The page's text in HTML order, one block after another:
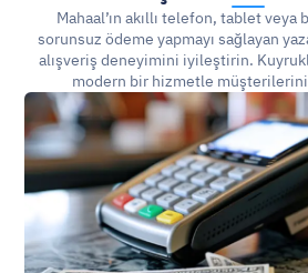
Mahaal’ın akıllı telefon, tablet veya
sorunsuz ödeme yapmayı sağlayan
alışveriş deneyimini iyileştirin.
modern bir hizmetle